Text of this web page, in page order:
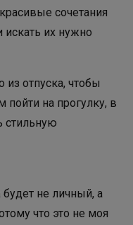
сочетания
их нужно
из отпуска, чтобы
пойти на прогулку, в
стильную
не личный, а
что это не моя